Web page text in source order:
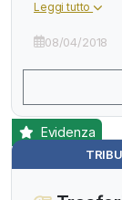
Leggi tutto
08/04/2018
Evidenza